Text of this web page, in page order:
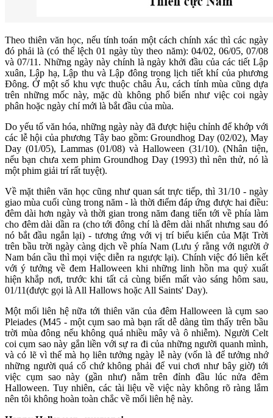
Theo thiên văn học, nếu tính toán một cách chính xác thì các ngày
đó phải là (có thể lệch 01 ngày tùy theo năm): 04/02, 06/05, 07/08
và 07/11. Những ngày này chính là ngày khởi đầu của các tiết Lập
xuân, Lập hạ, Lập thu và Lập đông trong lịch tiết khí của phương
Đông. Ở một số khu vực thuộc châu Âu, cách tính mùa cũng dựa
trên những mốc này, mặc dù không phổ biến như việc coi ngày
phân hoặc ngày chí mới là bắt đầu của mùa.
Do yếu tố văn hóa, những ngày này đã được hiệu chỉnh để khớp với
các lễ hội của phương Tây bao gồm: Groundhog Day (02/02), May
Day (01/05), Lammas (01/08) và Halloween (31/10). (Nhân tiện,
nếu bạn chưa xem phim Groundhog Day (1993) thì nên thử, nó là
một phim giải trí rất tuyệt).
Về mặt thiên văn học cũng như quan sát trực tiếp, thì 31/10 - ngày
giao mùa cuối cùng trong năm - là thời điểm đáp ứng được hai điều:
đêm dài hơn ngày và thời gian trong năm đang tiến tới về phía làm
cho đêm dài dần ra (cho tới đông chí là đêm dài nhất nhưng sau đó
nó bắt đầu ngắn lại) - tương ứng với vị trí biểu kiến của Mặt Trời
trên bầu trời ngày càng dịch về phía Nam (Lưu ý rằng với người ở
Nam bán cầu thì mọi việc diễn ra ngược lại). Chính việc đó liên kết
với ý tưởng về đem Halloween khi những linh hồn ma quỷ xuất
hiện khắp nơi, trước khi tất cả cùng biến mất vào sáng hôm sau,
01/11(được gọi là All Hallows hoặc All Saints' Day).
Một mối liên hệ nữa tới thiên văn của đêm Halloween là cụm sao
Pleiades (M45 - một cụm sao mà bạn rất dễ dàng tìm thấy trên bầu
trời mùa đông nếu không quá nhiều mây và ô nhiễm). Người Celt
coi cụm sao này gắn liền với sự ra đi của những người quanh mình,
và có lẽ vì thế mà họ liên tưởng ngày lễ này (vốn là để tưởng nhớ
những người quá cố chứ không phải để vui chơi như bây giờ) tới
việc cụm sao này (gần như) nằm trên đỉnh đầu lúc nửa đêm
Halloween. Tuy nhiên, các tài liệu về việc này không rõ ràng lắm
nên tôi không hoàn toàn chắc về mối liên hệ này.